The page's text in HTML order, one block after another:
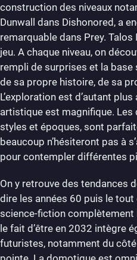
construction des niveaux
Dunwall dans Dishonored, a
remarquable dans Prey.
jeu. A chaque niveau, on
rempli de surprises et la
de sa propre histoire, de sa
L’exploration est d’autant
artistique est magnifique. Les
styles et époques, sont
beaucoup n’hésiteront pas à
pour contempler différentes
On y retrouve des tendances
dire les années 60 puis le
science-fiction complètement
le fait d’être en 2032 intègre
futuristes, notamment du